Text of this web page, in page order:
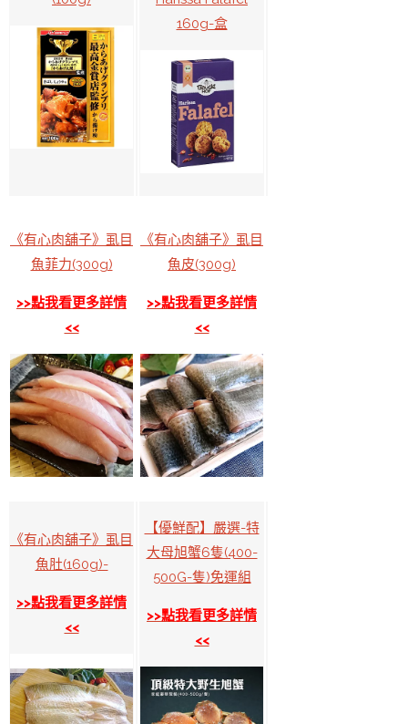
160g-盒
《有心肉舖子》虱目
魚菲力(300g)
>>點我看更多詳情
<<
《有心肉舖子》虱目
魚皮(300g)
>>點我看更多詳情
<<
《有心肉舖子》虱目
魚肚(160g)-
>>點我看更多詳情
<<
【優鮮配】嚴選-特
大母旭蟹6隻(400-
500G-隻)免運組
>>點我看更多詳情
<<